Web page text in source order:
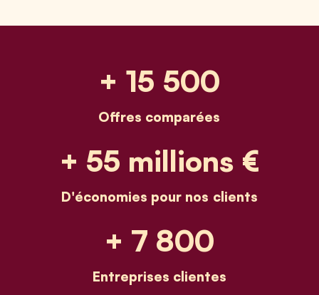
+ 15 500
Offres comparées
+ 55 millions €
D'économies pour nos clients
+ 7 800
Entreprises clientes